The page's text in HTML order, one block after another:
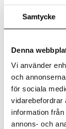
Samtycke
Denna
Vi använder
och
för sociala
vidarebefordrar
information
annons- och
Antibact Cover